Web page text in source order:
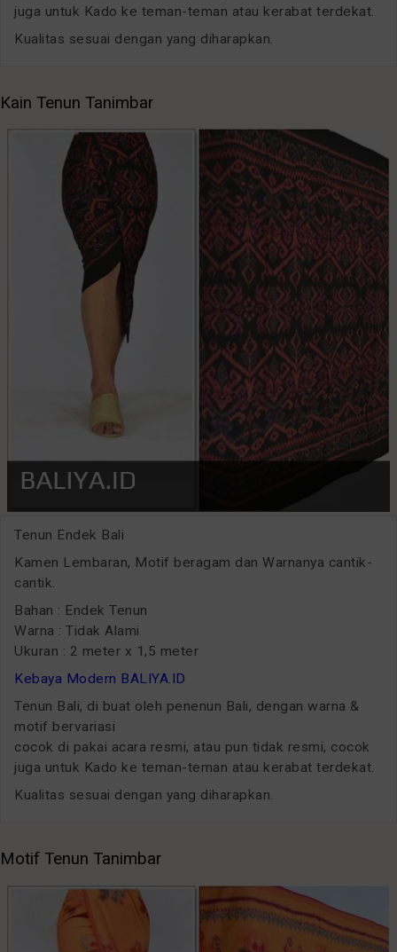
juga untuk Kado ke teman-teman atau kerabat terdekat.
Kualitas sesuai dengan yang diharapkan.
Kain Tenun Tanimbar
Tenun Endek Bali
Kamen Lembaran, Motif beragam dan Warnanya cantik-
cantik.
Bahan : Endek Tenun
Warna : Tidak Alami
Ukuran : 2 meter x 1,5 meter
Kebaya Modern BALIYA.ID
Tenun Bali, di buat oleh penenun Bali, dengan warna &
motif bervariasi
cocok di pakai acara resmi, atau pun tidak resmi, cocok
juga untuk Kado ke teman-teman atau kerabat terdekat.
Kualitas sesuai dengan yang diharapkan.
Motif Tenun Tanimbar